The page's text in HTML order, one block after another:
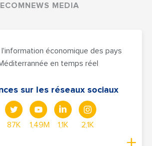
ECOMNEWS MEDIA
l'information économique des pays
en temps réel
sur les réseaux sociaux
87K 1,49M 1,1K 2,1K